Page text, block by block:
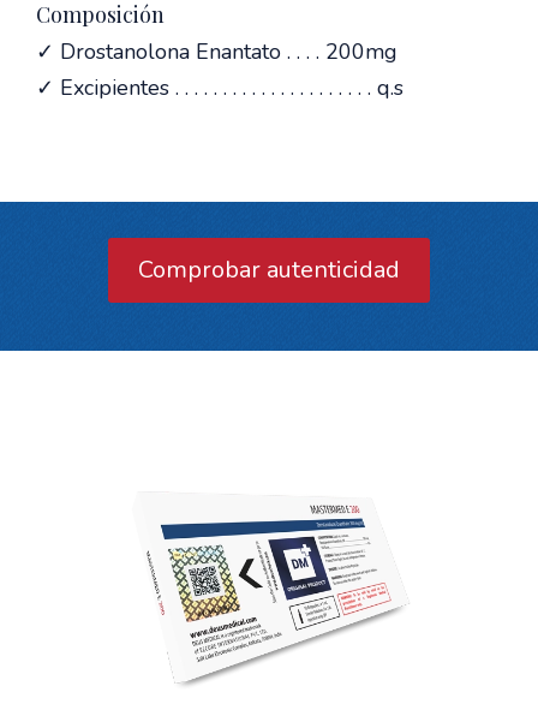
Composición
✓ Drostanolona Enantato . . . . 200mg
✓ Excipientes . . . . . . . . . . . . . . . . . . . . . q.s
Comprobar autenticidad